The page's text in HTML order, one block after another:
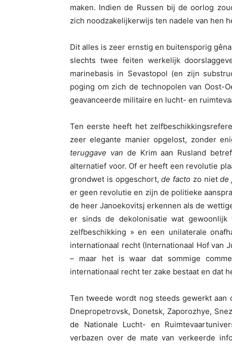
maken. Indien de Russen bij de oorlog
zich noodzakelijkerwijs ten nadele van hen
Dit alles is zeer ernstig en buitensporig
slechts twee feiten werkelijk
marinebasis in Sevastopol (en zijn
poging om zich de technopolen van Oost-
geavanceerde militaire en lucht- en
Ten eerste heeft het
zeer elegante manier opgelost, zonder
teruggave van de Krim aan Rusland
alternatief voor. Of er heeft een revolutie
grondwet is opgeschort,de facto zo nietde
er geen revolutie en zijn de politieke
de heer Janoekovitsj erkennen als de
er sinds de dekolonisatie wat
zelfbeschikking » en een unilaterale
internationaal recht (Internationaal Hof van
– maar het is waar dat sommige
internationaal recht ter zake bestaat en dat
Ten tweede wordt nog steeds gewerkt
Dnepropetrovsk, Donetsk, Zaporozhye,
de Nationale Lucht- en
verbazen over de mate van verkeerde